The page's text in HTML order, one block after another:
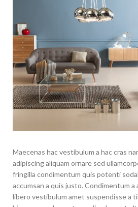
Maecenas hac vestibulum a hac cras
adipiscing aliquam ornare sed
fringilla condimentum quis potenti
accumsan a quis justo. Condimentum a
libero vestibulum amet suspendisse a